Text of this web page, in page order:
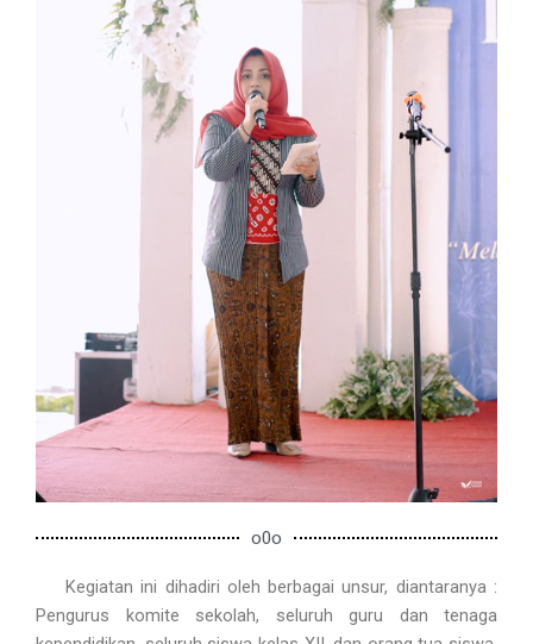
o0o
Kegiatan ini dihadiri oleh berbagai unsur, diantaranya :
Pengurus komite sekolah, seluruh guru dan tenaga